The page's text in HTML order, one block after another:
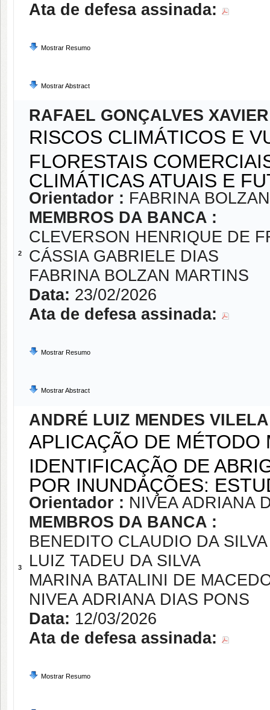
Ata de defesa assinada:
Mostrar Resumo
Mostrar Abstract
2
RAFAEL GONÇALVES XAVIER
RISCOS CLIMÁTICOS E
FLORESTAIS
CLIMÁTICAS ATUAIS E
Orientador : FABRINA
MEMBROS DA BANCA :
CLEVERSON HENRIQUE DE
CÁSSIA GABRIELE DIAS
FABRINA BOLZAN MARTINS
Data: 23/02/2026
Ata de defesa assinada:
Mostrar Resumo
Mostrar Abstract
3
ANDRÉ LUIZ MENDES VILELA
APLICAÇÃO DE MÉTODO
IDENTIFICAÇÃO DE
POR INUNDAÇÕES:
Orientador : NIVEA ADRIANA
MEMBROS DA BANCA :
BENEDITO CLAUDIO DA SILVA
LUIZ TADEU DA SILVA
MARINA BATALINI DE
NIVEA ADRIANA DIAS PONS
Data: 12/03/2026
Ata de defesa assinada:
Mostrar Resumo